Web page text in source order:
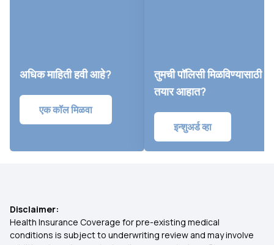
अधिक माहिती हवी आहे?
एक कॉल मिळवा
तुमची पॉलिसी मिळविण्यासाठी
तयार आहात?
इन्शुअर्ड व्हा
Disclaimer:
Health Insurance Coverage for pre-existing medical
conditions is subject to underwriting review and may involve